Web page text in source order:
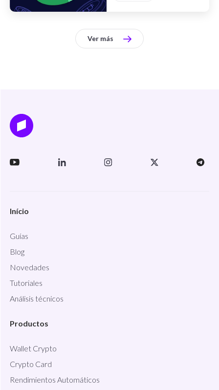
Ver más
Início
Guías
Blog
Novedades
Tutoriales
Análisis técnicos
Productos
Wallet Crypto
Crypto Card
Rendimientos Automáticos